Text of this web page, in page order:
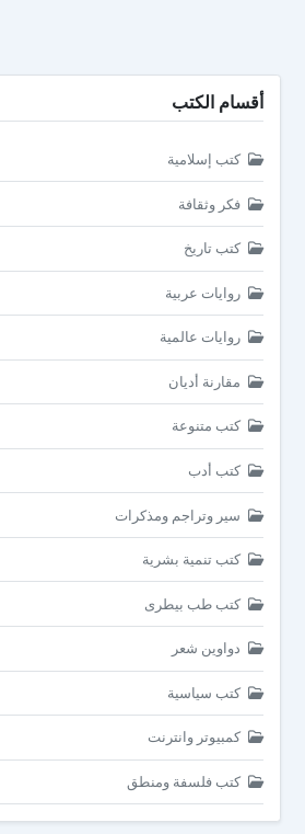
أقسام الكتب
كتب إسلامية
فكر وثقافة
كتب تاريخ
روايات عربية
روايات عالمية
مقارنة أديان
كتب متنوعة
كتب أدب
سير وتراجم ومذكرات
كتب تنمية بشرية
كتب طب بيطرى
دواوين شعر
كتب سياسية
كمبيوتر وانترنت
كتب فلسفة ومنطق